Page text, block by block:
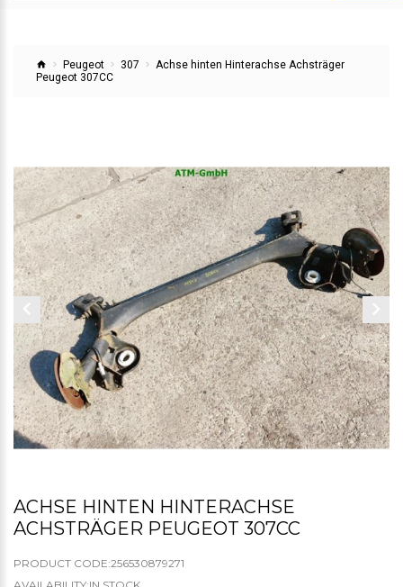
Peugeot 307
Achse hinten Hinterachse Achsträger
Peugeot 307CC
ACHSE HINTEN HINTERACHSE
ACHSTRÄGER PEUGEOT 307CC
PRODUCT CODE:256530879271